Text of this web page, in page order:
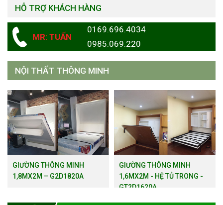
HỖ TRỢ KHÁCH HÀNG
MR: TUẤN
0169.696.4034
0985.069.220
NỘI THẤT THÔNG MINH
GIƯỜNG THÔNG MINH
1,8MX2M – G2D1820A
GIƯỜNG THÔNG MINH
1,6MX2M - HỆ TỦ TRONG -
GT2D1620A